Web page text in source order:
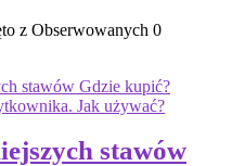
z Obserwowanych 0
stawów